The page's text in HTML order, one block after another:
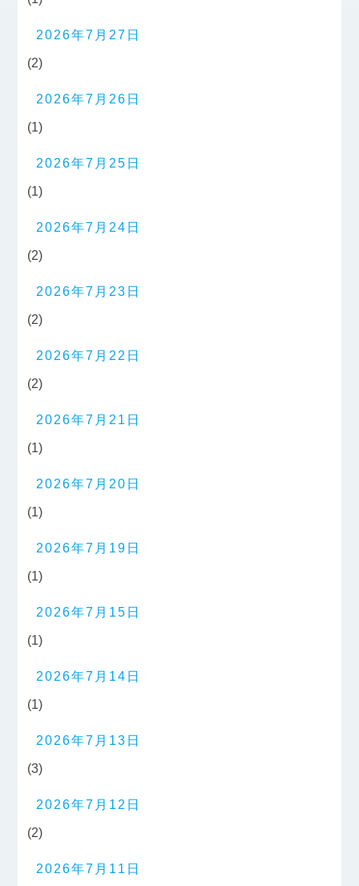
2026年7月27日
(2)
2026年7月26日
(1)
2026年7月25日
(1)
2026年7月24日
(2)
2026年7月23日
(2)
2026年7月22日
(2)
2026年7月21日
(1)
2026年7月20日
(1)
2026年7月19日
(1)
2026年7月15日
(1)
2026年7月14日
(1)
2026年7月13日
(3)
2026年7月12日
(2)
2026年7月11日